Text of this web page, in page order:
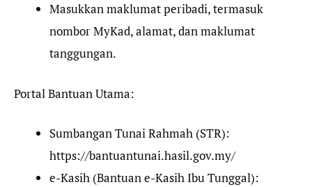
Masukkan maklumat peribadi, termasuk
nombor MyKad, alamat, dan maklumat
tanggungan.
Portal Bantuan Utama:
Sumbangan Tunai Rahmah (STR):
https://bantuantunai.hasil.gov.my/
e-Kasih (Bantuan e-Kasih Ibu Tunggal):